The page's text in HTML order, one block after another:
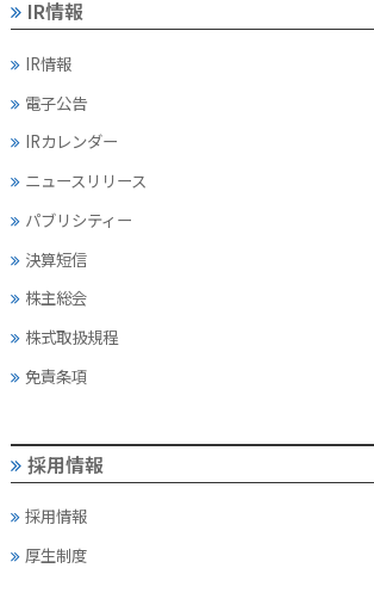
IR情報
IR情報
電子公告
IRカレンダー
ニュースリリース
パブリシティー
決算短信
株主総会
株式取扱規程
免責条項
採用情報
採用情報
厚生制度